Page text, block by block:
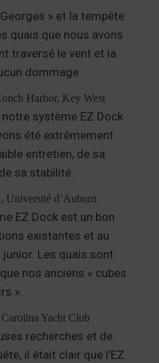
» et la tempête
quais que nous avons
traversé le vent et la
dommage.
Harbor, Key West
système EZ Dock
été extrêmement
entretien, de sa
sa stabilité.
Université d’Auburn
EZ Dock est un bon
existantes et au
Les quais sont
nos anciens « cubes
».
Yacht Club
recherches et de
il était clair que l’EZ